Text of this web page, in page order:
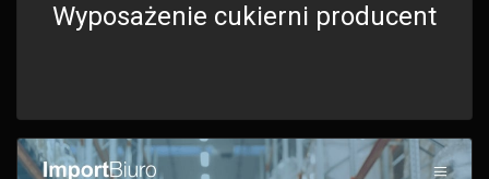
Wyposażenie cukierni producent